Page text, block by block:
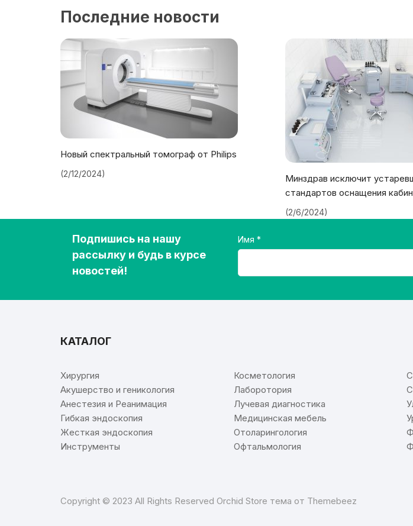
Последние новости
Новый спектральный томограф от Philips
(2/12/2024)
Минздрав исключит
стандартов оснащения
(2/6/2024)
Подпишись на нашу
рассылку и будь в курсе
новостей!
Имя
КАТАЛОГ
Хирургия
Акушерство и геникология
Анестезия и Реанимация
Гибкая эндоскопия
Жесткая эндоскопия
Инструменты
Косметология
Лаборотория
Лучевая диагностика
Медицинская мебель
Отоларингология
Офтальмология
Copyright © 2023 All Rights Reserved Orchid Store тема от Themebeez